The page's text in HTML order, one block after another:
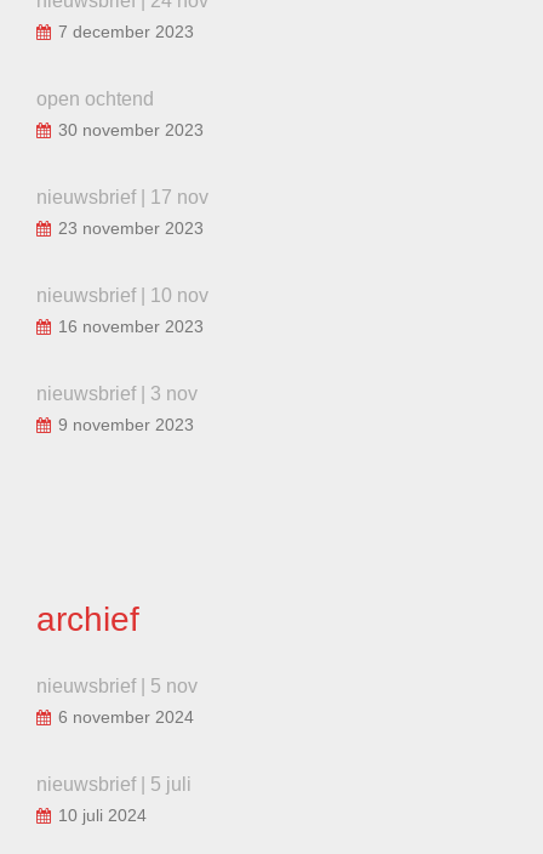
7 december 2023
open ochtend
30 november 2023
nieuwsbrief | 17 nov
23 november 2023
nieuwsbrief | 10 nov
16 november 2023
nieuwsbrief | 3 nov
9 november 2023
archief
nieuwsbrief | 5 nov
6 november 2024
nieuwsbrief | 5 juli
10 juli 2024